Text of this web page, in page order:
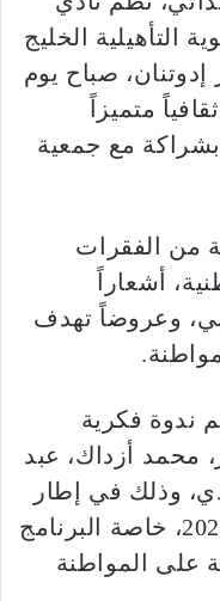
التأهيلية الخليج
إدوتنان، صباح يوم
نشاطاً ثقافياً متميزاً
مع جمعية
من الفقرات
أشعاراً
وعروضاً تهدف
ندوة فكرية
محمد أزداك، عبد
وذلك في إطار
تنزيل خارطة الطريق 2022-2026، خاصة البرنامج
على المواطنة